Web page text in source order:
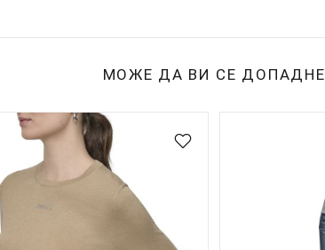
МОЖЕ ДА ВИ СЕ ДОПАДНЕ